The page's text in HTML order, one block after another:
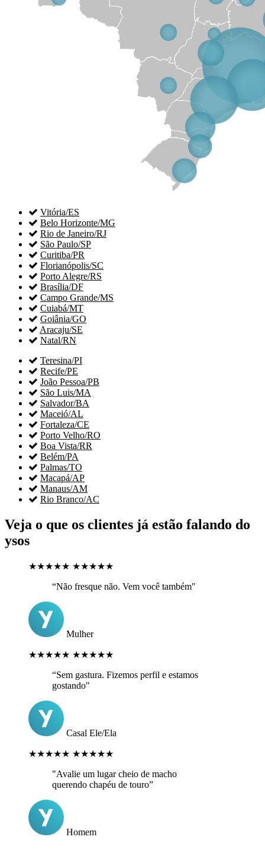
 Vitória/ES
 Belo Horizonte/MG
 Rio de Janeiro/RJ
 São Paulo/SP
 Curitiba/PR
 Florianópolis/SC
 Porto Alegre/RS
 Brasília/DF
 Campo Grande/MS
 Cuiabá/MT
 Goiânia/GO
 Aracaju/SE
 Natal/RN
 Teresina/PI
 Recife/PE
 João Pessoa/PB
 São Luis/MA
 Salvador/BA
 Maceió/AL
 Fortaleza/CE
 Porto Velho/RO
 Boa Vista/RR
 Belém/PA
 Palmas/TO
 Macapá/AP
 Manaus/AM
 Rio Branco/AC
Veja o que os clientes já estão falando do
ysos
★★★★★ ★★★★★
“Não fresque não. Vem você também"
Mulher
★★★★★ ★★★★★
“Sem gastura. Fizemos perfil e estamos
gostando"
Casal Ele/Ela
★★★★★ ★★★★★
"Avalie um lugar cheio de macho
querendo chapéu de touro”
Homem